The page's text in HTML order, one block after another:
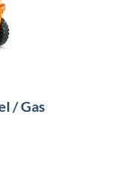
/ Gas